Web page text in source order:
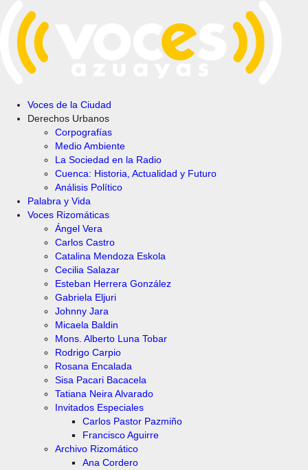
Voces de la Ciudad
Derechos Urbanos
Corpografías
Medio Ambiente
La Sociedad en la Radio
Cuenca: Historia, Actualidad y Futuro
Análisis Político
Palabra y Vida
Voces Rizomáticas
Ángel Vera
Carlos Castro
Catalina Mendoza Eskola
Cecilia Salazar
Esteban Herrera González
Gabriela Eljuri
Johnny Jara
Micaela Baldin
Mons. Alberto Luna Tobar
Rodrigo Carpio
Rosana Encalada
Sisa Pacari Bacacela
Tatiana Neira Alvarado
Invitados Especiales
Carlos Pastor Pazmiño
Francisco Aguirre
Archivo Rizomático
Ana Cordero